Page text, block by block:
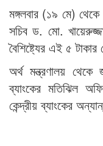
মঙ্গলবার (১৯ মে)
সচিব ড. মো.
বৈশিষ্ট্যের এই ৫
অর্থ মন্ত্রণালয় থেকে
ব্যাংকের মতিঝিল
কেন্দ্রীয় ব্যাংকের